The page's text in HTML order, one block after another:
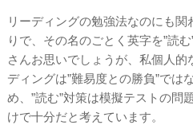
リーディングの勉強法なのにも
りで、その名のごとく英字を”読
さんお思いでしょうが、私個人
ディングは”難易度との勝負”では
め、”読む”対策は模擬テストの問
けで十分だと考えています。